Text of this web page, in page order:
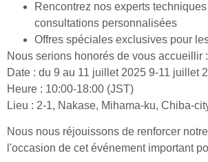
Rencontrez nos experts
consultations personnalisées
Offres spéciales exclusives pour
Nous serions honorés de vous accueillir :
Date : du 9 au 11 juillet 2025 9-11 juillet
Heure : 10:00-18:00 (JST)
Lieu : 2-1, Nakase, Mihama-ku, Chiba-
Nous nous réjouissons de renforcer
l'occasion de cet événement important